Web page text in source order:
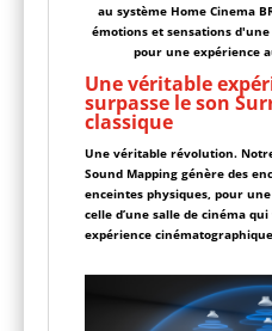
au système Home Cinema
émotions et sensations
pour une expérience
Une véritable
surpasse le son
classique
Une véritable révolution.
Sound Mapping génère des
enceintes physiques, pour
celle d’une salle de cinéma
expérience